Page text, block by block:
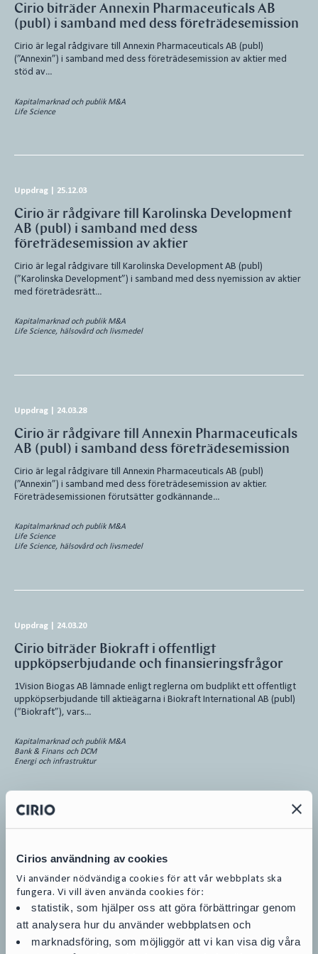
Cirios användning av cookies
Vi använder nödvändiga cookies för att vår webbplats ska
fungera. Vi vill även använda cookies för:
statistik, som hjälper oss att göra förbättringar genom
att analysera hur du använder webbplatsen och
marknadsföring, som möjliggör att vi kan visa dig våra
Cirio biträder Annexin Pharmaceuticals AB
(publ) i samband med dess företrädesemission
Cirio är legal rådgivare till Annexin Pharmaceuticals AB (publ)
(”Annexin”) i samband med dess företrädesemission av aktier med
stöd av…
Kapitalmarknad och publik M&A
Life Science
Uppdrag 25.12.03
Cirio är rådgivare till Karolinska Development
AB (publ) i samband med dess
företrädesemission av aktier
Cirio är legal rådgivare till Karolinska Development AB (publ)
(”Karolinska Development”) i samband med dess nyemission av aktier
med företrädesrätt…
Kapitalmarknad och publik M&A
Life Science, hälsovård och livsmedel
Uppdrag 24.03.28
Cirio är rådgivare till Annexin Pharmaceuticals
AB (publ) i samband dess företrädesemission
Cirio är legal rådgivare till Annexin Pharmaceuticals AB (publ)
(”Annexin”) i samband med dess företrädesemission av aktier.
Företrädesemissionen förutsätter godkännande…
Kapitalmarknad och publik M&A
Life Science
Life Science, hälsovård och livsmedel
Uppdrag 24.03.20
Cirio biträder Biokraft i offentligt
uppköpserbjudande och finansieringsfrågor
1Vision Biogas AB lämnade enligt reglerna om budplikt ett offentligt
uppköpserbjudande till aktieägarna i Biokraft International AB (publ)
(“Biokraft”), vars…
Kapitalmarknad och publik M&A
Bank & Finans och DCM
Energi och infrastruktur
Cirio är rådgivare till Annexin Pharmaceuticals
AB (publ) i samband dess fullt säkerställda
företrädesemission
Cirio är legal rådgivare till Annexin Pharmaceuticals AB (publ)
(”Annexin”) i samband med dess fullt säkerställda företrädesemission
av aktier. Företrädesemissionen…